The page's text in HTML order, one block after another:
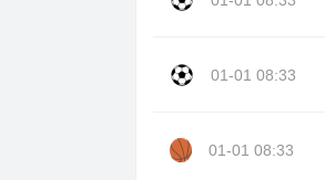
01-01 08:33
01-01 08:33